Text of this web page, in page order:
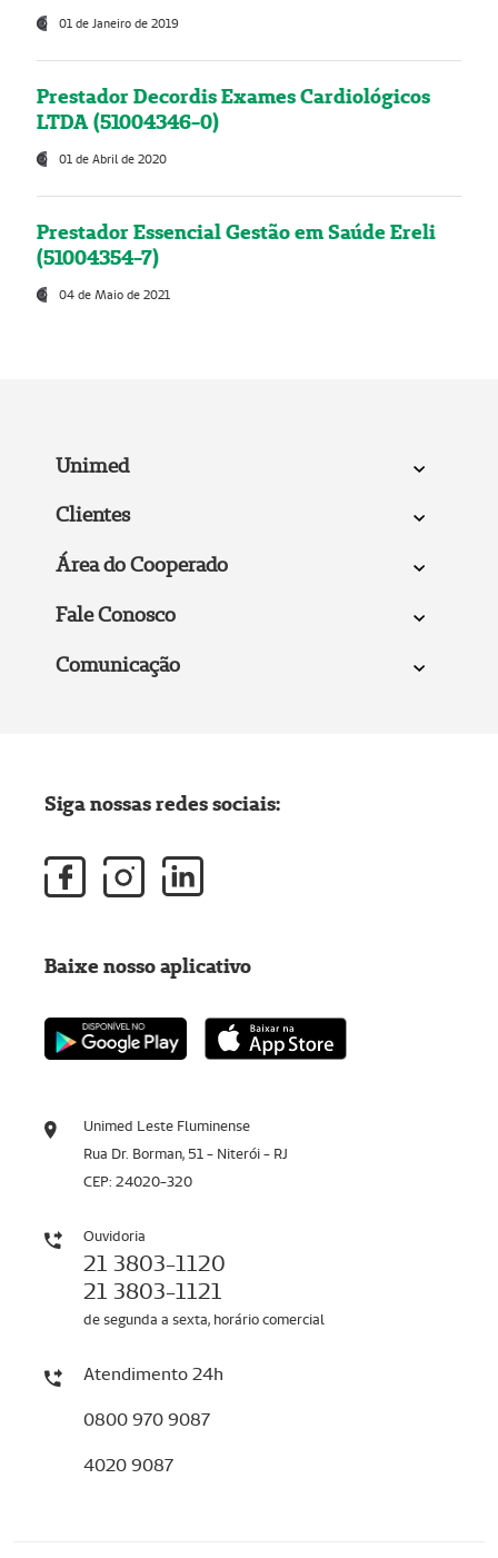
01 de Janeiro de 2019
Prestador Decordis Exames Cardiológicos
LTDA (51004346-0)
01 de Abril de 2020
Prestador Essencial Gestão em Saúde Ereli
(51004354-7)
04 de Maio de 2021
Unimed
Clientes
Área do Cooperado
Fale Conosco
Comunicação
Unimed Leste Fluminense
Rua Dr. Borman, 51 - Niterói - RJ
CEP: 24020-320
Ouvidoria
21 3803-1120
21 3803-1121
de segunda a sexta, horário comercial
Atendimento 24h
0800 970 9087
4020 9087
Siga nossas redes sociais:
Baixe nosso aplicativo